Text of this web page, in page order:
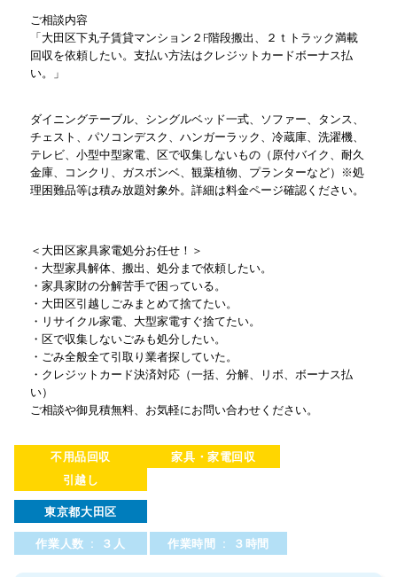
ご相談内容
「大田区下丸子賃貸マンション２F階段搬出、２ｔトラック満載
回収を依頼したい。支払い方法はクレジットカードボーナス払
い。」
ダイニングテーブル、シングルベッド一式、ソファー、タンス、
チェスト、パソコンデスク、ハンガーラック、冷蔵庫、洗濯機、
テレビ、小型中型家電、区で収集しないもの（原付バイク、耐久
金庫、コンクリ、ガスボンベ、観葉植物、プランターなど）※処
理困難品等は積み放題対象外。詳細は料金ページ確認ください。
＜大田区家具家電処分お任せ！＞
・大型家具解体、搬出、処分まで依頼したい。
・家具家財の分解苦手で困っている。
・大田区引越しごみまとめて捨てたい。
・リサイクル家電、大型家電すぐ捨てたい。
・区で収集しないごみも処分したい。
・ごみ全般全て引取り業者探していた。
・クレジットカード決済対応（一括、分解、リボ、ボーナス払
い）
ご相談や御見積無料、お気軽にお問い合わせください。
不用品回収
家具・家電回収
引越し
東京都大田区
作業人数 : ３人
作業時間 : ３時間